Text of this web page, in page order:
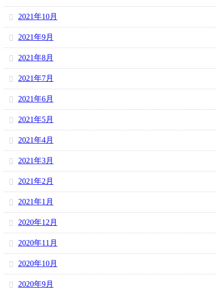
2021年10月
2021年9月
2021年8月
2021年7月
2021年6月
2021年5月
2021年4月
2021年3月
2021年2月
2021年1月
2020年12月
2020年11月
2020年10月
2020年9月